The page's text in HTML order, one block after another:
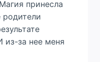
принесла
родители
из-за нее меня